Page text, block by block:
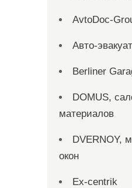
AvtoDoc-
Aвто-
Berliner
DOMUS,
материалов
DVERNOY,
окон
Ex-centrik